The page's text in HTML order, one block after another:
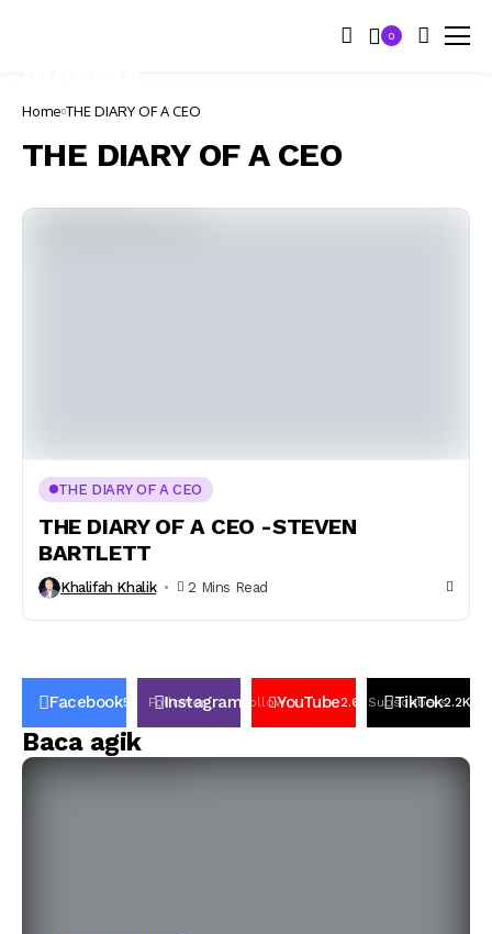
0
Home THE DIARY OF A CEO
THE DIARY OF A CEO
THE DIARY OF A CEO
THE DIARY OF A CEO -STEVEN
BARTLETT
Khalifah Khalik 2 Mins Read
Facebook50K Follower
Instagram FollowYouTube2.6k Subscribers
TikTok2.2K
Baca agik